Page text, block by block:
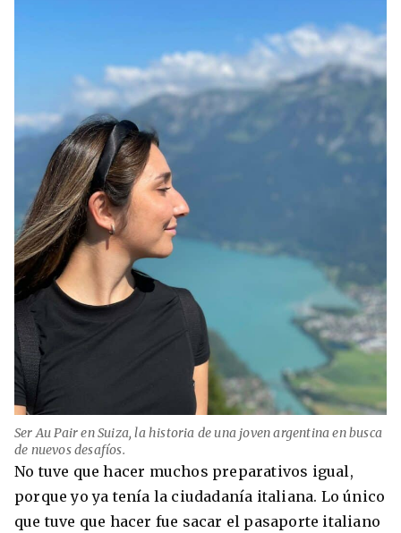
Ser Au Pair en Suiza, la historia de una joven argentina en busca
de nuevos desafíos.
No tuve que hacer muchos preparativos igual,
porque yo ya tenía la ciudadanía italiana. Lo único
que tuve que hacer fue sacar el pasaporte italiano